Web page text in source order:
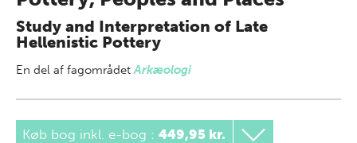
Study and Interpretation of Late
Hellenistic Pottery
En del af fagområdetArkæologi
Køb bog inkl. e-bog : 449,95 kr.